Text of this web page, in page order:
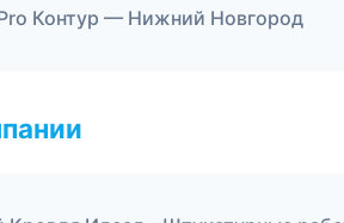
Контур — Нижний Новгород